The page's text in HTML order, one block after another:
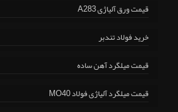
قیمت ورق آلیاژی A283
خرید فولاد تندبر
قیمت میلگرد آهن ساده
قیمت میلگرد آلیاژی فولاد MO40